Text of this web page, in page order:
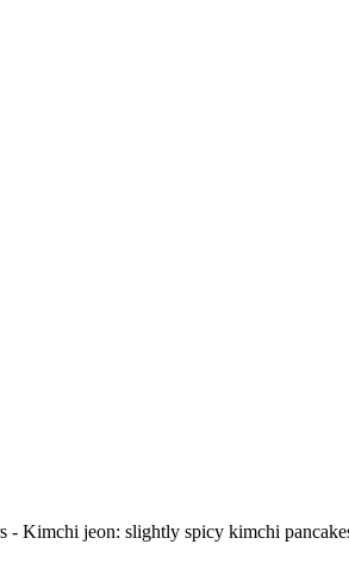
Kimchi jeon: slightly spicy kimchi